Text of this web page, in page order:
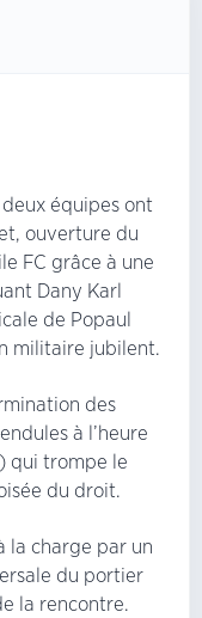
équipes ont
ouverture du
FC grâce à une
Dany Karl
de Popaul
militaire jubilent.
des
à l’heure
qui trompe le
du droit.
la charge par un
du portier
la rencontre.